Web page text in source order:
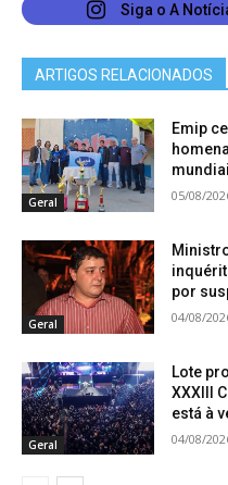
Além dos diversos
políticas que
prefeito de
presidente da
muitos outros.
Siga o A
ARTIGOS RELACIONADOS
Geral
Emip
05/08/
Geral
por
04/08/
Geral
Lote
XXXIII
está à
04/08/